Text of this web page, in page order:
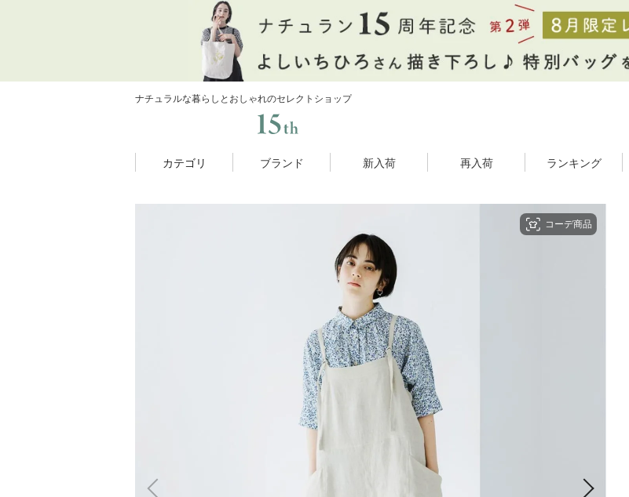
ナチュラルな暮らしとおしゃれのセレクトショップ
カテゴリ ブランド 新入荷 再入荷 ランキング
コーデ商品